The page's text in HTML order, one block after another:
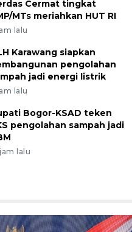
Cermat tingkat
MTs meriahkan HUT RI
lalu
Karawang siapkan
pengolahan
jadi energi listrik
lalu
Bogor-KSAD teken
pengolahan sampah jadi
lalu